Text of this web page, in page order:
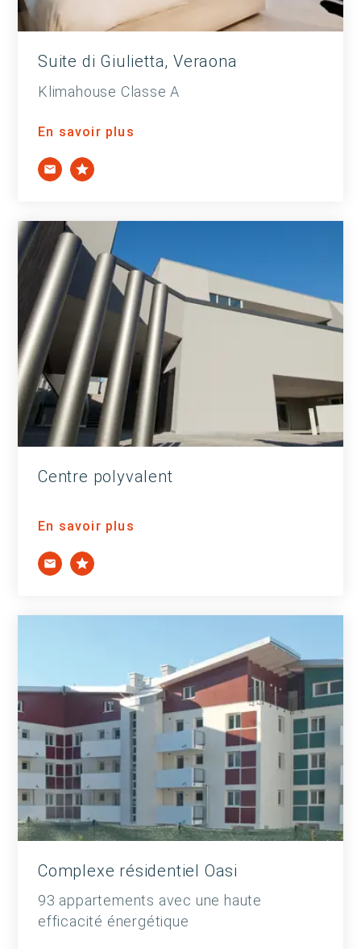
Suite di Giulietta, Veraona
Klimahouse Classe A
En savoir plus
Centre polyvalent
En savoir plus
Complexe résidentiel Oasi
93 appartements avec une haute
efficacité énergétique